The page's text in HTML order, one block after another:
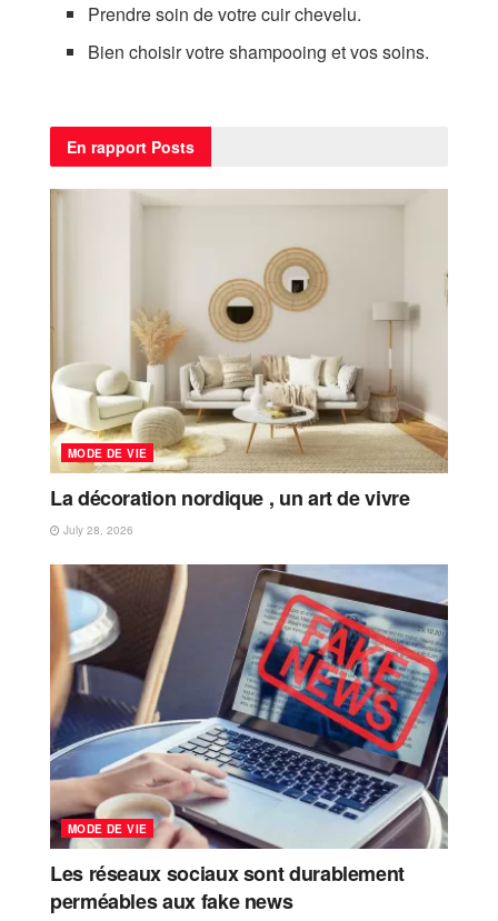
Prendre soin de votre cuir chevelu.
Bien choisir votre shampooing et vos soins.
En rapport Posts
MODE DE VIE
La décoration nordique , un art de vivre
July 28, 2026
MODE DE VIE
Les réseaux sociaux sont durablement
perméables aux fake news